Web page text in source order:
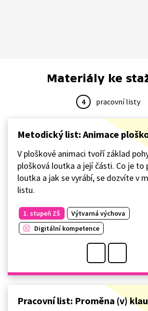
Materiály ke
4 pracovní listy
Metodický list: Animace
V ploškové animaci tvoří základ
plošková loutka a její části. Co je to
loutka a jak se vyrábí, se dozvíte v
listu.
1. stupeň ZŠ
Výtvarná výchova
Digitální kompetence
Pracovní list: Proměna (v)